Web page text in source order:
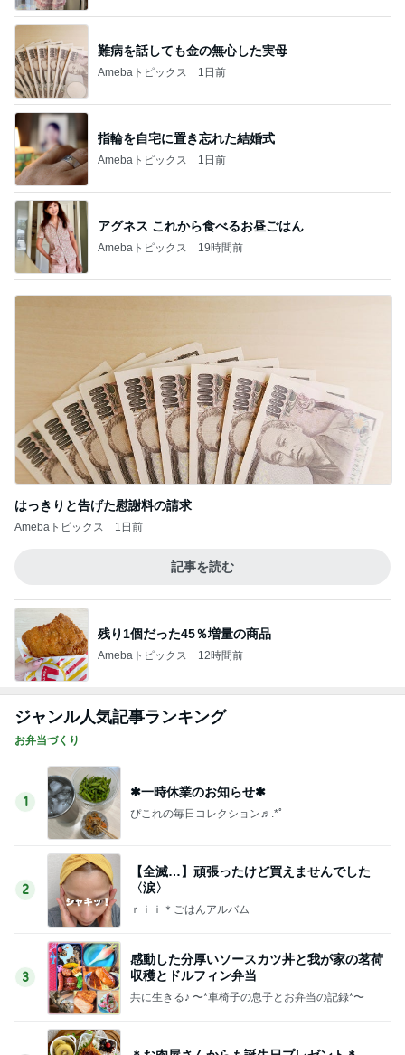
難病を話しても金の無心した実母
Amebaトピックス 1日前
指輪を自宅に置き忘れた結婚式
Amebaトピックス 1日前
アグネス これから食べるお昼ごはん
Amebaトピックス 19時間前
はっきりと告げた慰謝料の請求
Amebaトピックス 1日前
記事を読む
残り1個だった45％増量の商品
Amebaトピックス 12時間前
ジャンル人気記事ランキング
お弁当づくり
1
✱一時休業のお知らせ✱
ぴこれの毎日コレクション♬.*ﾟ
2
【全滅…】頑張ったけど買えませんでした
〈涙〉
ｒｉｉ＊ごはんアルバム
3
感動した分厚いソースカツ丼と我が家の茗荷
収穫とドルフィン弁当
共に生きる♪ 〜*車椅子の息子とお弁当の記録*〜